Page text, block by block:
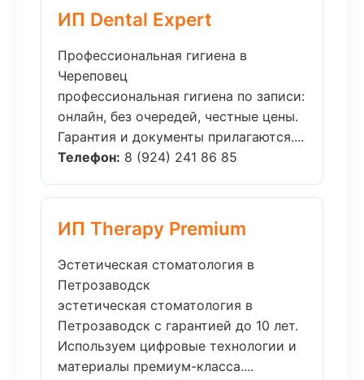
ИП Dental Expert
Профессиональная гигиена в
Череповец
профессиональная гигиена по записи:
онлайн, без очередей, честные цены.
Гарантия и документы прилагаются....
Телефон: 8 (924) 241 86 85
ИП Therapy Premium
Эстетическая стоматология в
Петрозаводск
эстетическая стоматология в
Петрозаводск с гарантией до 10 лет.
Используем цифровые технологии и
материалы премиум-класса....